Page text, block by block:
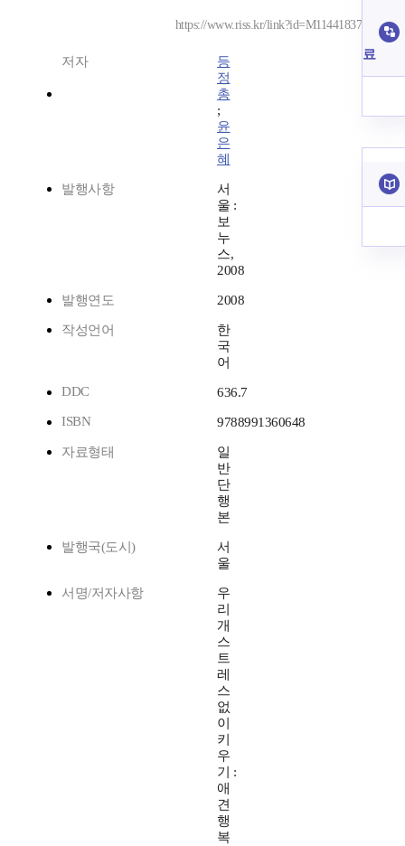
https://www.riss.kr/link?id=M11441837
저자
등
정
총
;
윤
은
혜
발행사항
서
울 :
보
누
스,
2008
발행연도 2008
작성언어
한
국
어
DDC
636.7
ISBN
9788991360648
자료형태
일
반
단
행
본
발행국(도시)
서
울
서명/저자사항
우
리
개
스
트
레
스
없
이
키
우
기 :
애
견
행
복
료